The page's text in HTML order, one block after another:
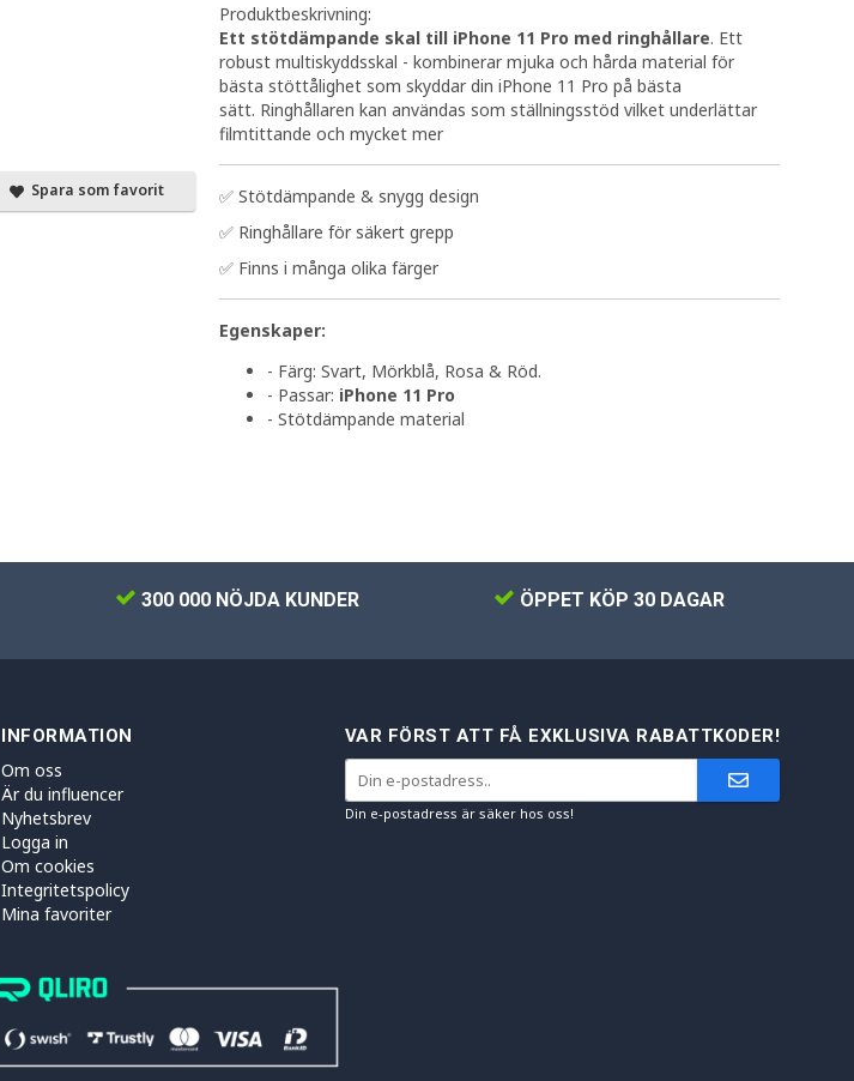
Produktbeskrivning:
Ett stötdämpande skal till iPhone 11 Pro med ringhållare. Ett
robust multiskyddsskal - kombinerar mjuka och hårda material för
bästa stöttålighet som skyddar din iPhone 11 Pro på bästa
sätt. Ringhållaren kan användas som ställningsstöd vilket underlättar
filmtittande och mycket mer
✅ Stötdämpande & snygg design
✅ Ringhållare för säkert grepp
✅ Finns i många olika färger
Egenskaper:
- Färg: Svart, Mörkblå, Rosa & Röd.
- Passar: iPhone 11 Pro
- Stötdämpande material
Spara som favorit
300 000 NÖJDA KUNDER ÖPPET KÖP 30 DAGAR
INFORMATION
Om oss
Är du influencer
Nyhetsbrev
Logga in
Om cookies
Integritetspolicy
Mina favoriter
VAR FÖRST ATT FÅ EXKLUSIVA RABATTKODER!
Din e-postadress är säker hos oss!